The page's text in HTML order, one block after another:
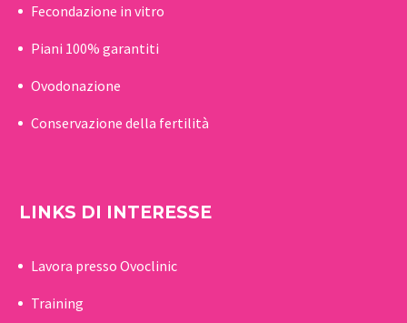
Fecondazione in vitro
Piani 100% garantiti
Ovodonazione
Conservazione della fertilità
LINKS DI INTERESSE
Lavora presso Ovoclinic
Training